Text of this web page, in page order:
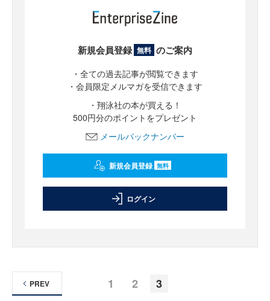
新規会員登録 無料 のご案内
・全ての過去記事が閲覧できます
・会員限定メルマガを受信できます
・翔泳社の本が買える！
500円分のポイントをプレゼント
メールバックナンバー
新規会員登録 無料
ログイン
1 2 3
PREV